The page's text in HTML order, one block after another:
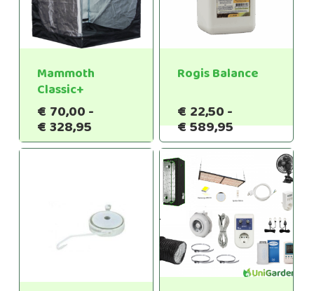
Mammoth
Classic+
€ 70,00-
€328,95Prijsklasse:
€70,00
Rogis Balance
€ 22,50-
€589,95Prijsklasse:
€22,50
€589,95